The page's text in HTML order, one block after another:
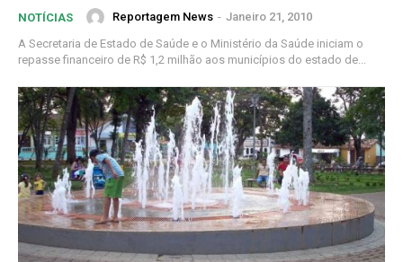
NOTÍCIAS Reportagem News - Janeiro 21, 2010
A Secretaria de Estado de Saúde e o Ministério da Saúde iniciam o
repasse financeiro de R$ 1,2 milhão aos municípios do estado de...